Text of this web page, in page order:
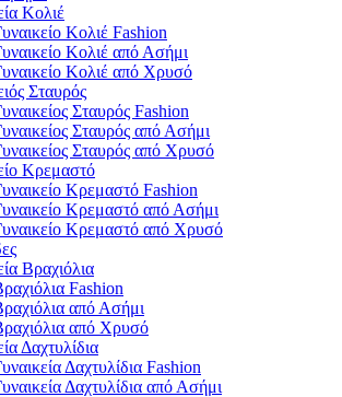
Κολιέ
Κολιέ Fashion
Κολιέ από Ασήμι
Κολιέ από Χρυσό
Σταυρός
Σταυρός Fashion
Σταυρός από Ασήμι
Σταυρός από Χρυσό
Κρεμαστό
Κρεμαστό Fashion
Κρεμαστό από Ασήμι
Κρεμαστό από Χρυσό
Βραχιόλια
Fashion
από Ασήμι
από Χρυσό
Δαχτυλίδια
Δαχτυλίδια Fashion
Δαχτυλίδια από Ασήμι